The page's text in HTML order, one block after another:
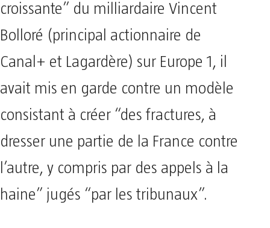
croissante” du milliardaire Vincent
Bolloré (principal actionnaire de
Canal+ et Lagardère) sur Europe 1, il
avait mis en garde contre un modèle
consistant à créer “des fractures, à
dresser une partie de la France contre
l’autre, y compris par des appels à la
haine” jugés “par les tribunaux”.